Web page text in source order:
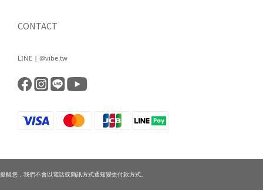
CONTACT
LINE | @vibe.tw
提醒您，我們不會以電話或簡訊方式通知變更付款方式。